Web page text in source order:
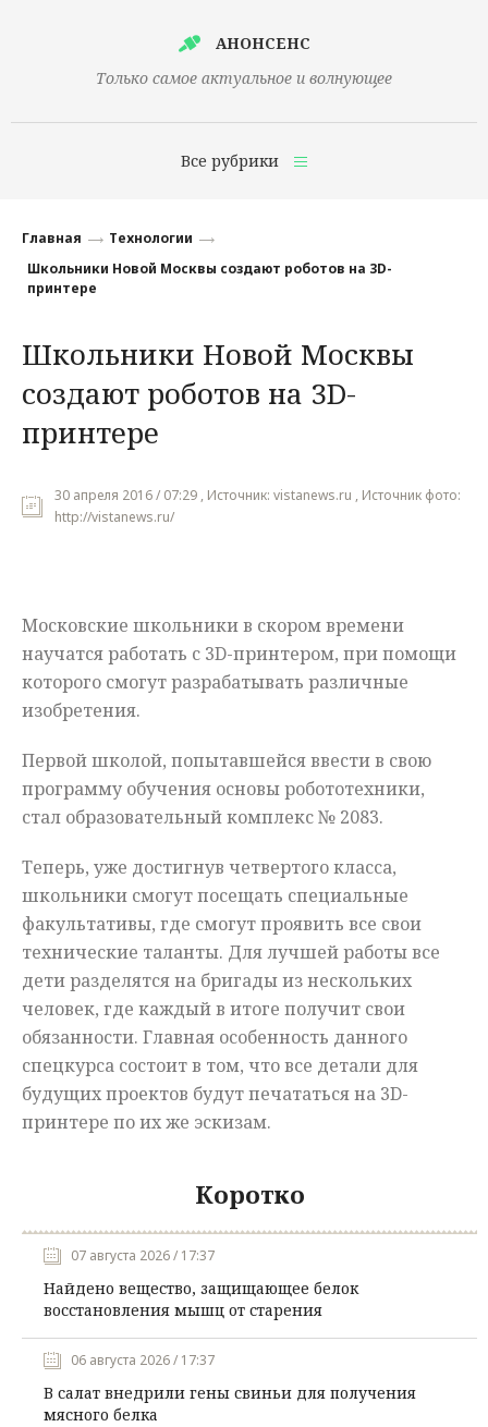
АНОНСЕНС
Только самое актуальное и волнующее
Все рубрики
Финансы
Наука
Культура
Общество
Мнения
Главная
Технологии
Школьники Новой Москвы создают роботов на 3D-
принтере
Школьники Новой Москвы
создают роботов на 3D-
принтере
30 апреля 2016 / 07:29 , Источник: vistanews.ru , Источник фото:
http://vistanews.ru/
Московские школьники в скором времени
научатся работать с 3D-принтером, при помощи
которого смогут разрабатывать различные
изобретения.
Первой школой, попытавшейся ввести в свою
программу обучения основы робототехники,
стал образовательный комплекс № 2083.
Теперь, уже достигнув четвертого класса,
школьники смогут посещать специальные
факультативы, где смогут проявить все свои
технические таланты. Для лучшей работы все
дети разделятся на бригады из нескольких
человек, где каждый в итоге получит свои
обязанности. Главная особенность данного
спецкурса состоит в том, что все детали для
будущих проектов будут печататься на 3D-
принтере по их же эскизам.
Коротко
07 августа 2026 / 17:37
Найдено вещество, защищающее белок
восстановления мышц от старения
06 августа 2026 / 17:37
В салат внедрили гены свиньи для получения
мясного белка